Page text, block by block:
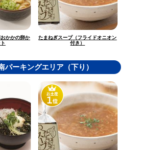
かかの卵か たまねぎスープ（フライドオニオン
付き）
パーキングエリア（下り）